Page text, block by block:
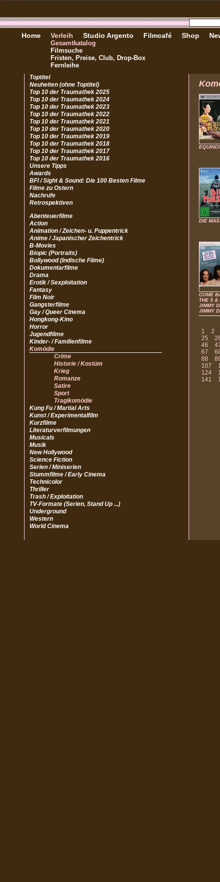
Home Verleih
Gesamtkatalog
Filmsuche
Fristen, Preise, Club, Drop-Box
Fernleihe
Studio Argento Filmcafé Shop
Toptitel
Neuheiten (ohne Toptitel)
Top 10 der Traumathek 2025
Top 10 der Traumathek 2024
Top 10 der Traumathek 2023
Top 10 der Traumathek 2022
Top 10 der Traumathek 2021
Top 10 der Traumathek 2020
Top 10 der Traumathek 2019
Top 10 der Traumathek 2018
Top 10 der Traumathek 2017
Top 10 der Traumathek 2016
Unsere Tipps
Awards
BFI / Sight & Sound: Die 100 Besten Filme
Filme zu Ostern
Nachrufe
Retrospektiven
Abenteuerfilme
Action
Animation / Zeichen- u. Puppentrick
Anime / Japanischer Zeichentrick
B-Movies
Biopic (Portraits)
Bollywood (Indische Filme)
Dokumentarfilme
Drama
Erotik / Sexploitation
Fantasy
Film Noir
Gangsterfilme
Gay / Queer Cinema
Hongkong-Kino
Horror
Jugendfilme
Kinder- / Familienfilme
Komödie
Crime
Historie / Kostüm
Krieg
Romanze
Satire
Sport
Tragikomödie
Kung Fu / Martial Arts
Kunst / Experimentalfilm
Kurzfilme
Literaturverfilmungen
Musicals
Musik
New Hollywood
Science Fiction
Serien / Miniserien
Stummfilme / Early Cinema
Technicolor
Thriller
Trash / Exploitation
TV-Formate (Serien, Stand Up ...)
Underground
Western
World Cinema
DIE
COME
THE 5 &
JIMMY
JIMMY
1
2
25
46
67
88
107
124
141